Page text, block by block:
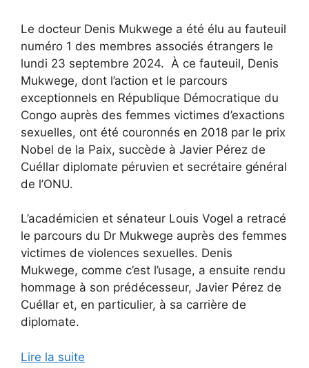
Le docteur Denis Mukwege a été élu au fauteuil
numéro 1 des membres associés étrangers le
lundi 23 septembre 2024. À ce fauteuil, Denis
Mukwege, dont l’action et le parcours
exceptionnels en République Démocratique du
Congo auprès des femmes victimes d’exactions
sexuelles, ont été couronnés en 2018 par le prix
Nobel de la Paix, succède à Javier Pérez de
Cuéllar diplomate péruvien et secrétaire général
de l’ONU.
L’académicien et sénateur Louis Vogel a retracé
le parcours du Dr Mukwege auprès des femmes
victimes de violences sexuelles. Denis
Mukwege, comme c’est l’usage, a ensuite rendu
hommage à son prédécesseur, Javier Pérez de
Cuéllar et, en particulier, à sa carrière de
diplomate.
Lire la suite